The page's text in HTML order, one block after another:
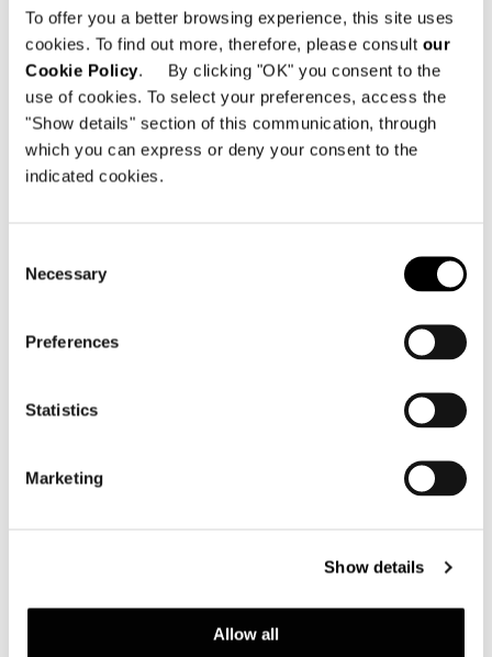
To offer you a better browsing experience, this site uses
cookies. To find out more, therefore, please consult our
Cookie Policy. By clicking "OK" you consent to the
use of cookies. To select your preferences, access the
"Show details" section of this communication, through
which you can express or deny your consent to the
indicated cookies.
Selection
Necessary
Preferences
Statistics
Marketing
Show details
Allow all
Telaio superiore e appoggio a terra in